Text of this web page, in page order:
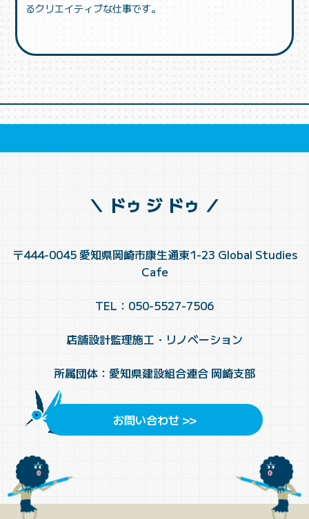
るクリエイティブな仕事です。
＼ ドゥ ジ ドゥ ／
〒444-0045 愛知県岡崎市康生通東1-23 Global Studies
Cafe
TEL：050-5527-7506
店舗設計監理施工・リノベーション
所属団体：愛知県建設組合連合 岡崎支部
お問い合わせ >>